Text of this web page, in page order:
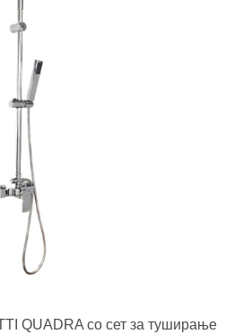
QUADRA со сет за туширање